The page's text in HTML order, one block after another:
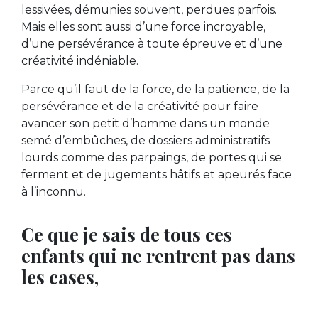
lessivées, démunies souvent, perdues parfois.
Mais elles sont aussi d’une force incroyable,
d’une persévérance à toute épreuve et d’une
créativité indéniable.
Parce qu’il faut de la force, de la patience, de la
persévérance et de la créativité pour faire
avancer son petit d’homme dans un monde
semé d’embûches, de dossiers administratifs
lourds comme des parpaings, de portes qui se
ferment et de jugements hâtifs et apeurés face
à l’inconnu.
Ce que je sais de tous ces
enfants qui ne rentrent pas dans
les cases,